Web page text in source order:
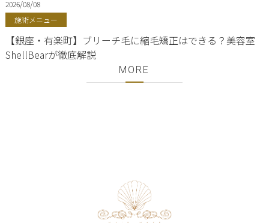
2026/08/08
施術メニュー
【銀座・有楽町】ブリーチ毛に縮毛矯正はできる？美容室
ShellBearが徹底解説
MORE